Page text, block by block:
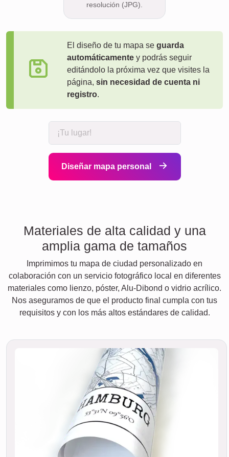
resolución (JPG).
El diseño de tu mapa se guarda
automáticamente y podrás seguir
editándolo la próxima vez que visites la
página, sin necesidad de cuenta ni
registro.
Diseñar mapa personal
Materiales de alta calidad y una
amplia gama de tamaños
Imprimimos tu mapa de ciudad personalizado en
colaboración con un servicio fotográfico local en diferentes
materiales como lienzo, póster, Alu-Dibond o vidrio acrílico.
Nos aseguramos de que el producto final cumpla con tus
requisitos y con los más altos estándares de calidad.